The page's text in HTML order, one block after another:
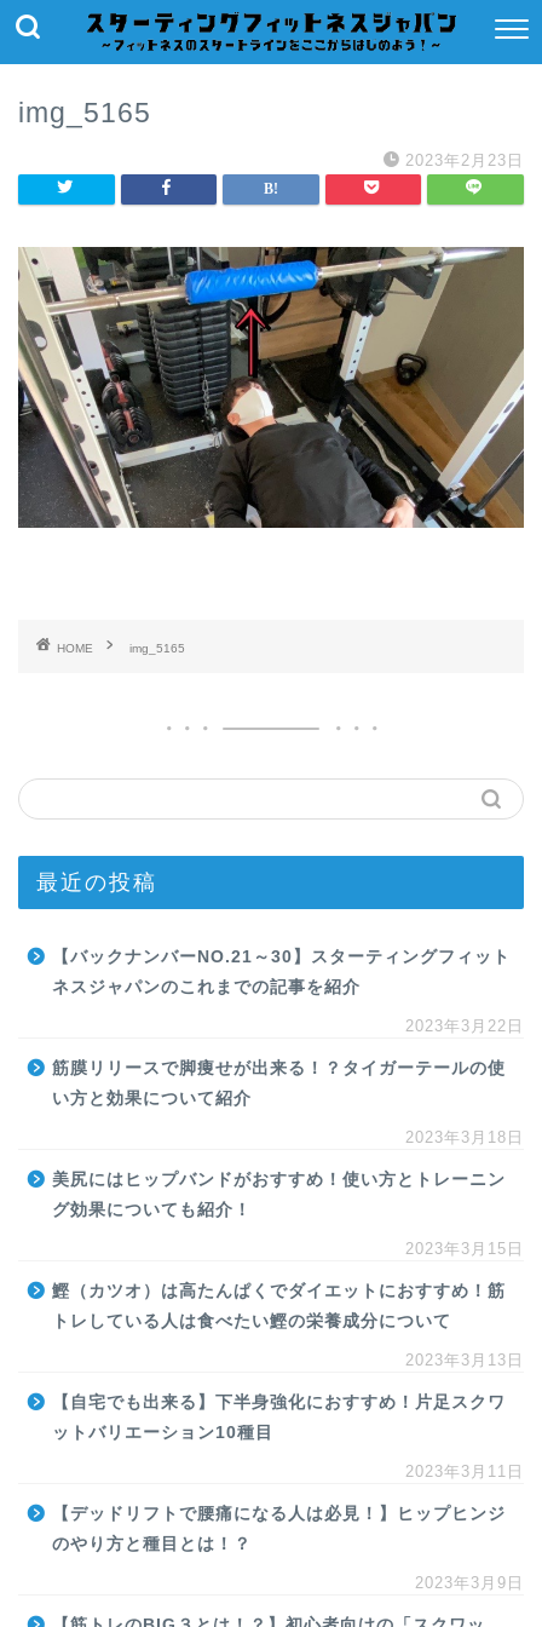
img_5165
2023年2月23日
HOME img_5165
最近の投稿
【バックナンバーNO.21～30】スターティングフィット
ネスジャパンのこれまでの記事を紹介
2023年3月22日
筋膜リリースで脚痩せが出来る！？タイガーテールの使
い方と効果について紹介
2023年3月18日
美尻にはヒップバンドがおすすめ！使い方とトレーニン
グ効果についても紹介！
2023年3月15日
鰹（カツオ）は高たんぱくでダイエットにおすすめ！筋
トレしている人は食べたい鰹の栄養成分について
2023年3月13日
【自宅でも出来る】下半身強化におすすめ！片足スクワ
ットバリエーション10種目
2023年3月11日
【デッドリフトで腰痛になる人は必見！】ヒップヒンジ
のやり方と種目とは！？
2023年3月9日